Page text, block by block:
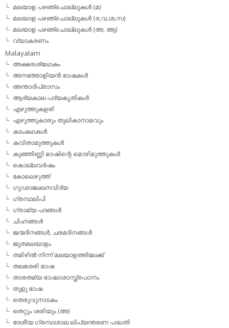
മലയാള പഴഞ്ചൊല്ലുകള്‍ (മ)
മലയാള പഴഞ്ചൊല്ലുകള്‍ (ര,വ,ശ,സ)
മലയാള പഴഞ്ചൊല്ലുകൾ (അ, ആ)
വ്യാകരണം
Malayalam
അക്ഷരശ്ലോകം
അനത്തോളിയന്‍ ഭാഷകള്‍
അന്താദിപ്രാസം
ആദ്യകാല പദ്യകൃതികള്‍
എഴുത്തുകളരി
എഴുത്തുകാരും തൂലികാനാമവും
കടംകഥകള്‍
കവിതാമുത്തുകള്‍
കുഞ്ഞിണ്ണി മാഷിന്റെ മൊഴിമുത്തുകള്‍
കൊല്ലവര്‍ഷം
കോലെഴുത്ത്
ഗൂഢാലേഖനവിദ്യ
ഗ്രന്ഥലിപി
ഗ്രാമ്യ പദങ്ങള്‍
ചിഹ്നങ്ങള്‍
ജന്മദിനങ്ങള്‍, ചരമദിനങ്ങള്‍
ജൂതമലയാളം
തമിഴില്‍ നിന്ന് മലയാളത്തിലേക്ക്
തലശേരി ഭാഷ
താരതമ്യ ഭാഷാശാസ്ത്രപഠനം
തുളു ഭാഷ
തെരുവുനാടകം
തെറ്റും ശരിയും (അ)
ദേശീയ ഗ്രന്ഥശാല ലിപ്യന്തരണ പദ്ധതി